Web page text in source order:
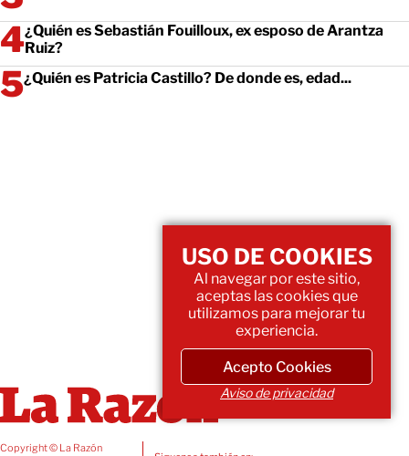
¿Quién es Sebastián Fouilloux, ex esposo de Arantza
Ruiz?
¿Quién es Patricia Castillo? De donde es, edad...
Copyright © La Razón
USO DE COOKIES
Al navegar por este sitio,
aceptas las cookies que
utilizamos para mejorar tu
experiencia.
Acepto Cookies
Aviso de privacidad